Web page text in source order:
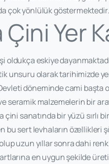
çok yönlülük
Yer
eskiye
unsuru olarak tarihimizde
döneminde cami
seramik malzemelerin bir
sanatında bir yüzü sırlı
bu sert levhaların özellikleri
uzun yıllar sonra dahi
en uygun şekilde